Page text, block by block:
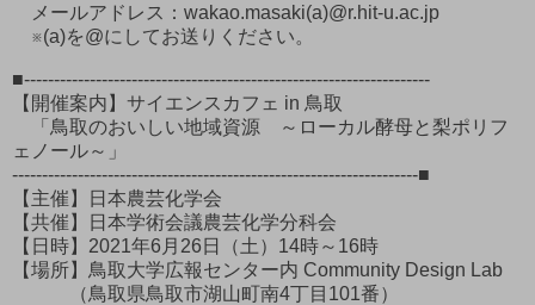
メールアドレス：wakao.masaki(a)@r.hit-u.ac.jp
※(a)を@にしてお送りください。
■--------------------------------------------------------------------
【開催案内】サイエンスカフェ in 鳥取
「鳥取のおいしい地域資源 ～ローカル酵母と梨ポリフ
ェノール～」
--------------------------------------------------------------------■
【主催】日本農芸化学会
【共催】日本学術会議農芸化学分科会
【日時】2021年6月26日（土）14時～16時
【場所】鳥取大学広報センター内 Community Design Lab
（鳥取県鳥取市湖山町南4丁目101番）